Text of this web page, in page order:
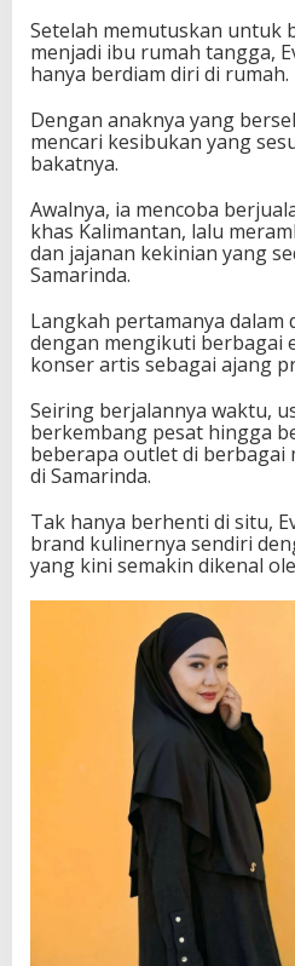
Setelah memutuskan untuk
menjadi ibu rumah tangga,
hanya berdiam diri di rumah.
Dengan anaknya yang
mencari kesibukan yang
bakatnya.
Awalnya, ia mencoba
khas Kalimantan, lalu
dan jajanan kekinian yang
Samarinda.
Langkah pertamanya dalam
dengan mengikuti berbagai
konser artis sebagai ajang
Seiring berjalannya waktu,
berkembang pesat hingga
beberapa outlet di berbagai
di Samarinda.
Tak hanya berhenti di situ,
brand kulinernya sendiri
yang kini semakin dikenal